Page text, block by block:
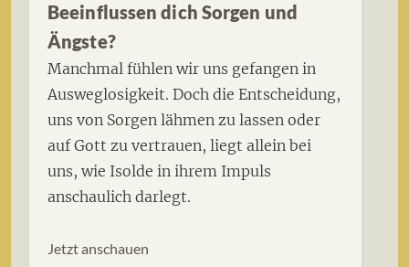
Beeinflussen dich Sorgen und
Ängste?
Manchmal fühlen wir uns gefangen in
Ausweglosigkeit. Doch die Entscheidung,
uns von Sorgen lähmen zu lassen oder
auf Gott zu vertrauen, liegt allein bei
uns, wie Isolde in ihrem Impuls
anschaulich darlegt.
Jetzt anschauen